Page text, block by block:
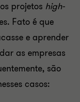
projetos high-
Fato é que
e aprender
as empresas
são
casos: